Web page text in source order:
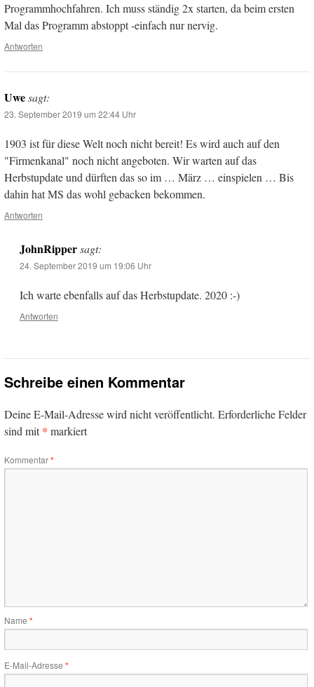
Programmhochfahren. Ich muss ständig 2x starten, da beim ersten
Mal das Programm abstoppt -einfach nur nervig.
Antworten
Uwesagt:
23. September 2019 um 22:44 Uhr
1903 ist für diese Welt noch nicht bereit! Es wird auch auf den
"Firmenkanal" noch nicht angeboten. Wir warten auf das
Herbstupdate und dürften das so im … März … einspielen … Bis
dahin hat MS das wohl gebacken bekommen.
Antworten
JohnRipper sagt:
24. September 2019 um 19:06 Uhr
Ich warte ebenfalls auf das Herbstupdate. 2020 :-)
Antworten
Schreibe einen Kommentar
Deine E-Mail-Adresse wird nicht veröffentlicht. Erforderliche Felder
sind mit* markiert
Kommentar*
Name *
E-Mail-Adresse *